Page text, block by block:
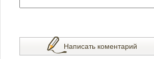
Написать коментарий